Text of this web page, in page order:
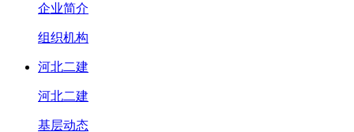
企业简介
组织机构
河北二建
河北二建
基层动态